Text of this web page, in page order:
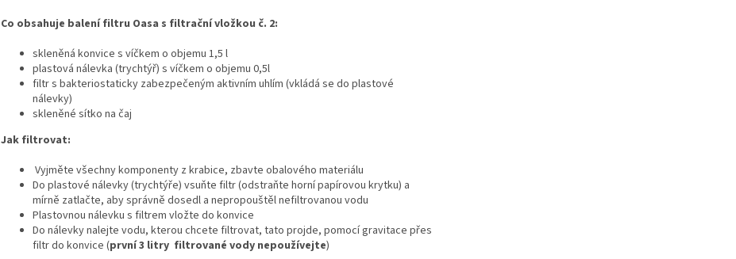
Co obsahuje balení filtru Oasa s filtrační vložkou č. 2:
skleněná konvice s víčkem o objemu 1,5 l
plastová nálevka (trychtýř) s víčkem o objemu 0,5l
filtr s bakteriostaticky zabezpečeným aktivním uhlím (vkládá se do plastové
nálevky)
skleněné sítko na čaj
Jak filtrovat:
Vyjměte všechny komponenty z krabice, zbavte obalového materiálu
Do plastové nálevky (trychtýře) vsuňte filtr (odstraňte horní papírovou krytku) a
mírně zatlačte, aby správně dosedl a nepropouštěl nefiltrovanou vodu
Plastovnou nálevku s filtrem vložte do konvice
Do nálevky nalejte vodu, kterou chcete filtrovat, tato projde, pomocí gravitace přes
filtr do konvice (první 3 litry filtrované vody nepoužívejte)